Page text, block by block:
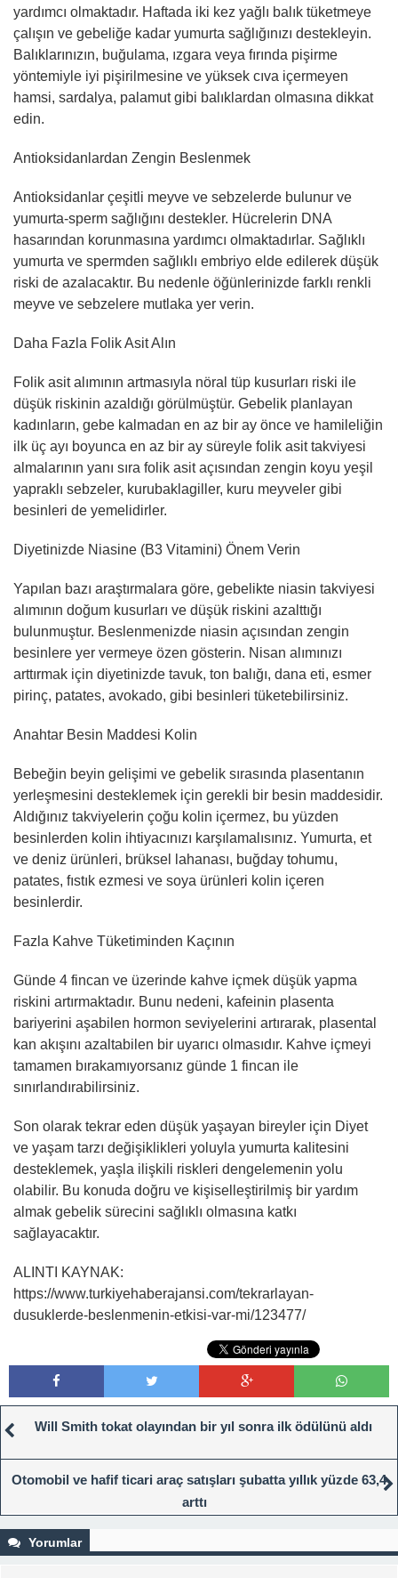
yardımcı olmaktadır. Haftada iki kez yağlı balık tüketmeye
çalışın ve gebeliğe kadar yumurta sağlığınızı destekleyin.
Balıklarınızın, buğulama, ızgara veya fırında pişirme
yöntemiyle iyi pişirilmesine ve yüksek cıva içermeyen
hamsi, sardalya, palamut gibi balıklardan olmasına dikkat
edin.
Antioksidanlardan Zengin Beslenmek
Antioksidanlar çeşitli meyve ve sebzelerde bulunur ve
yumurta-sperm sağlığını destekler. Hücrelerin DNA
hasarından korunmasına yardımcı olmaktadırlar. Sağlıklı
yumurta ve spermden sağlıklı embriyo elde edilerek düşük
riski de azalacaktır. Bu nedenle öğünlerinizde farklı renkli
meyve ve sebzelere mutlaka yer verin.
Daha Fazla Folik Asit Alın
Folik asit alımının artmasıyla nöral tüp kusurları riski ile
düşük riskinin azaldığı görülmüştür. Gebelik planlayan
kadınların, gebe kalmadan en az bir ay önce ve hamileliğin
ilk üç ayı boyunca en az bir ay süreyle folik asit takviyesi
almalarının yanı sıra folik asit açısından zengin koyu yeşil
yapraklı sebzeler, kurubaklagiller, kuru meyveler gibi
besinleri de yemelidirler.
Diyetinizde Niasine (B3 Vitamini) Önem Verin
Yapılan bazı araştırmalara göre, gebelikte niasin takviyesi
alımının doğum kusurları ve düşük riskini azalttığı
bulunmuştur. Beslenmenizde niasin açısından zengin
besinlere yer vermeye özen gösterin. Nisan alımınızı
arttırmak için diyetinizde tavuk, ton balığı, dana eti, esmer
pirinç, patates, avokado, gibi besinleri tüketebilirsiniz.
Anahtar Besin Maddesi Kolin
Bebeğin beyin gelişimi ve gebelik sırasında plasentanın
yerleşmesini desteklemek için gerekli bir besin maddesidir.
Aldığınız takviyelerin çoğu kolin içermez, bu yüzden
besinlerden kolin ihtiyacınızı karşılamalısınız. Yumurta, et
ve deniz ürünleri, brüksel lahanası, buğday tohumu,
patates, fıstık ezmesi ve soya ürünleri kolin içeren
besinlerdir.
Fazla Kahve Tüketiminden Kaçının
Günde 4 fincan ve üzerinde kahve içmek düşük yapma
riskini artırmaktadır. Bunu nedeni, kafeinin plasenta
bariyerini aşabilen hormon seviyelerini artırarak, plasental
kan akışını azaltabilen bir uyarıcı olmasıdır. Kahve içmeyi
tamamen bırakamıyorsanız günde 1 fincan ile
sınırlandırabilirsiniz.
Son olarak tekrar eden düşük yaşayan bireyler için Diyet
ve yaşam tarzı değişiklikleri yoluyla yumurta kalitesini
desteklemek, yaşla ilişkili riskleri dengelemenin yolu
olabilir. Bu konuda doğru ve kişiselleştirilmiş bir yardım
almak gebelik sürecini sağlıklı olmasına katkı
sağlayacaktır.
ALINTI KAYNAK:
https://www.turkiyehaberajansi.com/tekrarlayan-
dusuklerde-beslenmenin-etkisi-var-mi/123477/
Will Smith tokat olayından bir yıl sonra ilk ödülünü aldı
Otomobil ve hafif ticari araç satışları şubatta yıllık yüzde 63,4
arttı
Yorumlar